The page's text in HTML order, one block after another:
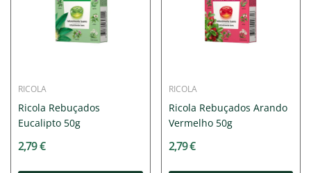
RICOLA
Ricola Rebuçados
Eucalipto 50g
2,79 €
RICOLA
Ricola Rebuçados Arando
Vermelho 50g
2,79 €